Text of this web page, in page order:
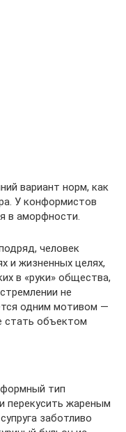
вариант норм, как
У конформистов
в аморфности.
человек
и жизненных целях,
в «руки» общества,
не
одним мотивом —
стать объектом
тип
перекусить жареным
заботливо